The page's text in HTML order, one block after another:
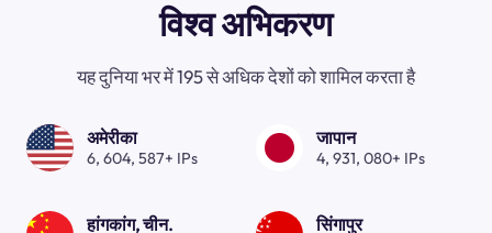
विश्व अभिकरण
यह दुनिया भर में 195 से अधिक देशों को शामिल करता है
अमेरीका
6, 604, 587+ IPs
जापान
4, 931, 080+ IPs
हांगकांग, चीन. सिंगापुर